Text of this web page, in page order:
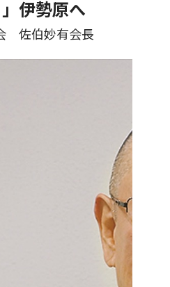
伊勢原へ
佐伯妙有会長